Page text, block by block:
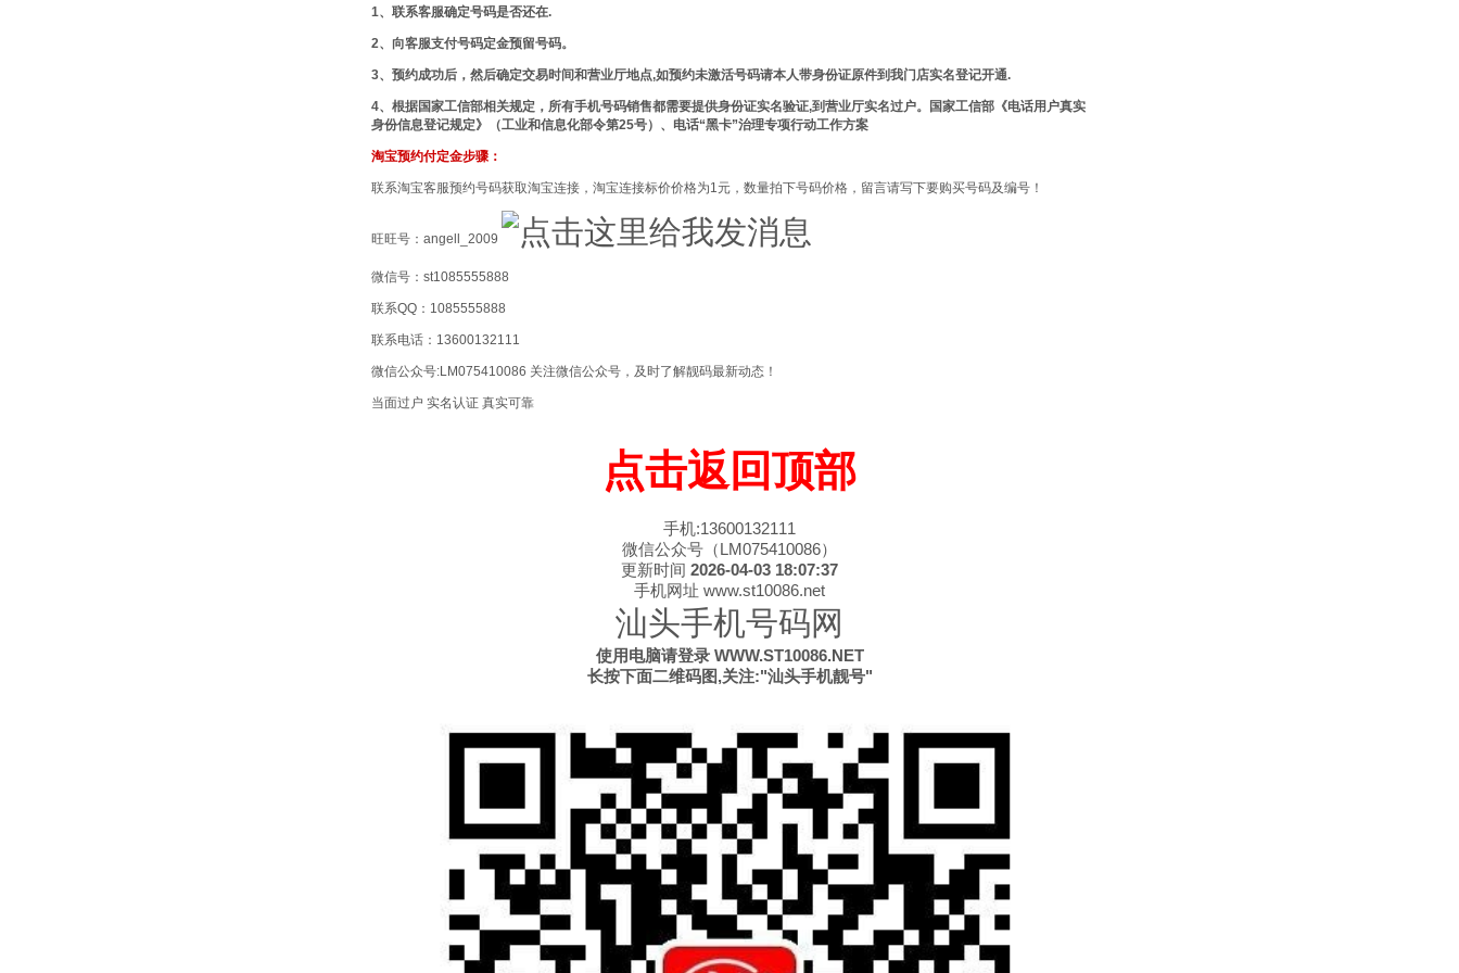
1、联系客服确定号码是否还在.
2、向客服支付号码定金预留号码。
3、预约成功后，然后确定交易时间和营业厅地点,如预约未激活号码请本人带身份证原件到我门店实名登记开通.
4、根据国家工信部相关规定，所有手机号码销售都需要提供身份证实名验证,到营业厅实名过户。国家工信部《电话用户真实
身份信息登记规定》（工业和信息化部令第25号）、电话“黑卡”治理专项行动工作方案
淘宝预约付定金步骤：
联系淘宝客服预约号码获取淘宝连接，淘宝连接标价价格为1元，数量拍下号码价格，留言请写下要购买号码及编号！
旺旺号：angell_2009
微信号：st1085555888
联系QQ：1085555888
联系电话：13600132111
微信公众号:LM075410086 关注微信公众号，及时了解靓码最新动态！
当面过户 实名认证 真实可靠
点击返回顶部
手机:13600132111
微信公众号（LM075410086）
更新时间 2026-04-03 18:07:37
手机网址 www.st10086.net
汕头手机号码网
使用电脑请登录 WWW.ST10086.NET
长按下面二维码图,关注:"汕头手机靓号"